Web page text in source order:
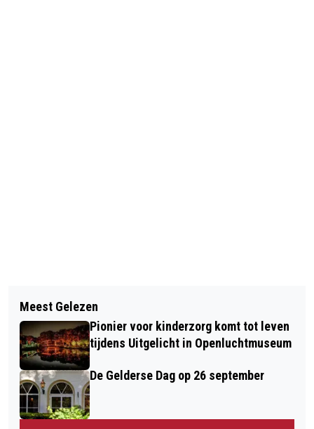
EXTRA CONTROLE EN FORSE BOETES
VOOR SPRINGEN VAN BRUGGEN EN
SLUIZEN
NIEUWE SUBSIDIEREGELING HOUDT
LEERLING OP SCHOOL
Meest Gelezen
Pionier voor kinderzorg komt tot leven
tijdens Uitgelicht in Openluchtmuseum
De Gelderse Dag op 26 september